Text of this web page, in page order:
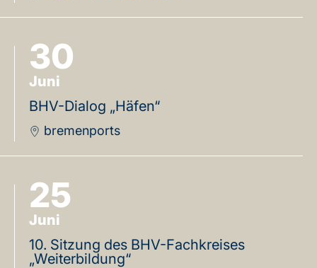
30
Juni
BHV-Dialog „Häfen“
bremenports
25
Juni
10. Sitzung des BHV-Fachkreises
„Weiterbildung“